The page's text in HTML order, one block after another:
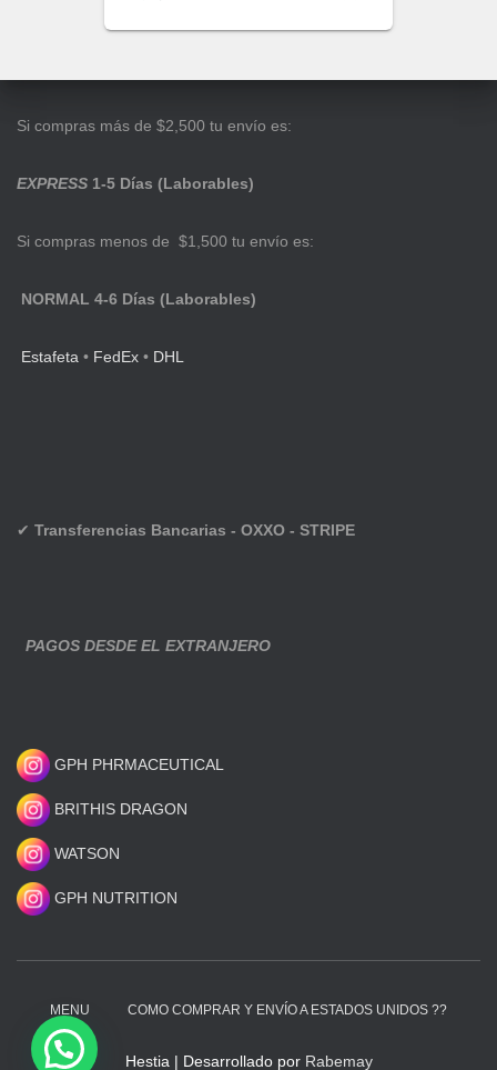
Si compras más de $2,500 tu envío es:
EXPRESS 1-5 Días (Laborables)
Si compras menos de $1,500 tu envío es:
NORMAL 4-6 Días (Laborables)
Estafeta • FedEx • DHL
✔ Transferencias Bancarias - OXXO - STRIPE
PAGOS DESDE EL EXTRANJERO
GPH PHRMACEUTICAL
BRITHIS DRAGON
WATSON
GPH NUTRITION
MENU COMO COMPRAR Y ENVÍO A ESTADOS UNIDOS ??
Hestia | Desarrollado por Rabemay